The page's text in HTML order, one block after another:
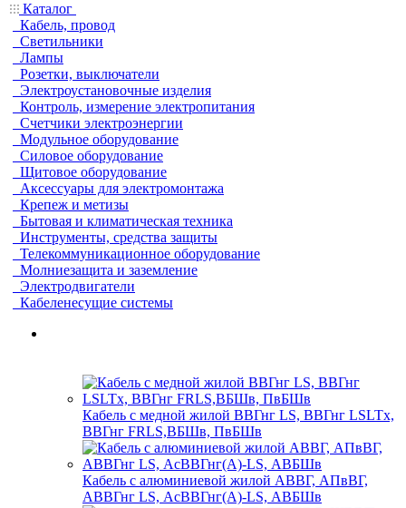
Каталог
Кабель, провод
Светильники
Лампы
Розетки, выключатели
Электроустановочные изделия
Контроль, измерение электропитания
Счетчики электроэнергии
Модульное оборудование
Силовое оборудование
Щитовое оборудование
Аксессуары для электромонтажа
Крепеж и метизы
Бытовая и климатическая техника
Инструменты, средства защиты
Телекоммуникационное оборудование
Молниезащита и заземление
Электродвигатели
Кабеленесущие системы
Кабель с медной жилой ВВГнг LS, ВВГнг LSLTx,
ВВГнг FRLS,ВБШв, ПвБШв
Кабель с алюминиевой жилой АВВГ, АПвВГ,
АВВГнг LS, АсВВГнг(А)-LS, АВБШв